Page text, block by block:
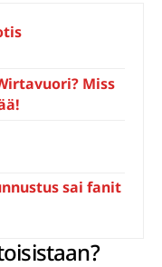
Miss
sai fanit